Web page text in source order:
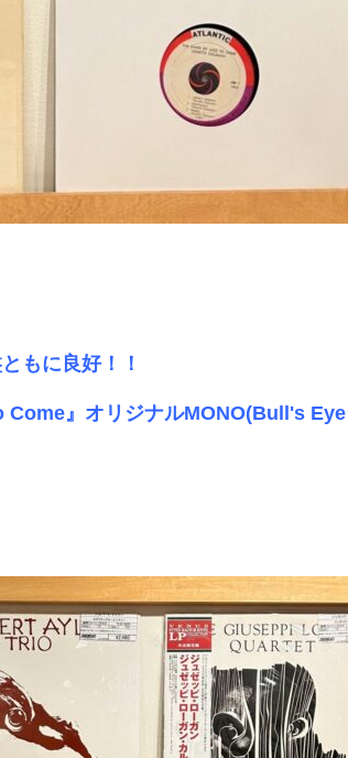
もに良好！！
』オリジナルMONO(Bull's